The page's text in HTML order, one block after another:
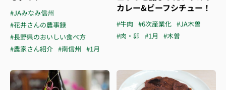
#JAみなみ信州
#花井さんの農事録
#長野県のおいしい食べ方
#農家さん紹介 #南信州 #1月
カレー&ビーフシチュー！
#牛肉 #6次産業化 #JA木曽
#肉・卵 #1月 #木曽